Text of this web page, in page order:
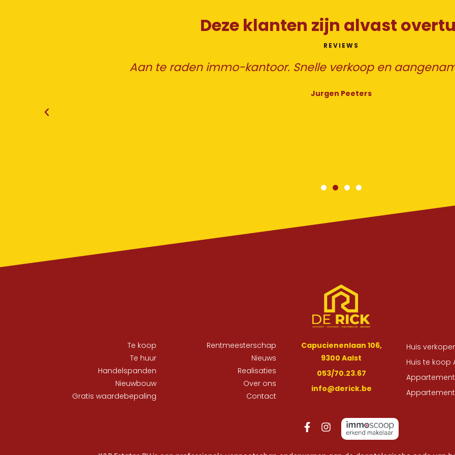
Deze klanten zijn alvast
REVIEWS
Aan te raden immo-kantoor. Snelle verkoop en
Jurgen Peeters
Te koop
Te huur
Handelspanden
Nieuwbouw
Gratis waardebepaling
Rentmeesterschap
Nieuws
Realisaties
Over ons
Contact
Capucienenlaan 106,
9300 Aalst
053/70.23.67
info@derick.be
Huis
Huis te koop